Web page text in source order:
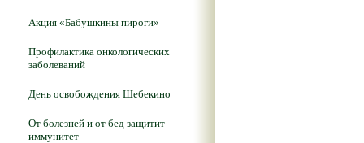
Акция «Бабушкины пироги»
Профилактика онкологических
заболеваний
День освобождения Шебекино
От болезней и от бед защитит
иммунитет